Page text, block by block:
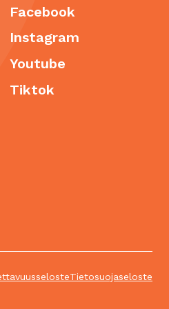
Facebook
Instagram
Youtube
Tiktok
Tietosuojaseloste